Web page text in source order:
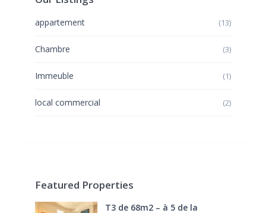
appartement (13)
Chambre (3)
Immeuble (1)
local commercial (2)
Featured Properties
T3 de 68m2 – à 5 de la